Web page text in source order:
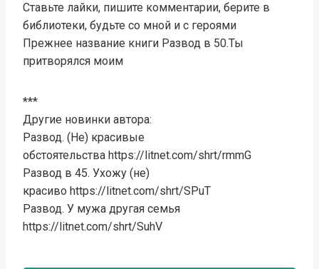
Ставьте лайки, пишите комментарии, берите в
библиотеки, будьте со мной и с героями
Прежнее название книги Развод в 50.Ты
притворялся моим
***
Другие новинки автора:
​​​​​​​Развод. (Не) красивые
обстоятельства https://litnet.com/shrt/rmmG
Развод в 45. Ухожу (не)
красиво https://litnet.com/shrt/SPuT
Развод. У мужа другая семья
https://litnet.com/shrt/SuhV